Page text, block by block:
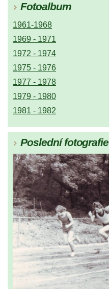
Fotoalbum
1961-1968
1969 - 1971
1972 - 1974
1975 - 1976
1977 - 1978
1979 - 1980
1981 - 1982
Poslední fotografie